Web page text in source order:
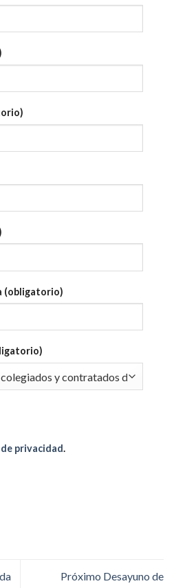
(obligatorio)
privacidad.
Próximo Desayuno de